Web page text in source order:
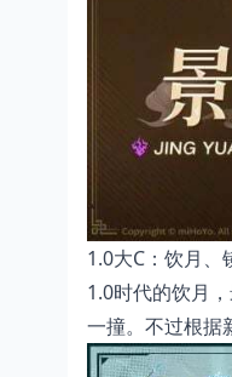
1.0大C：饮月、
1.0时代的饮月
一撞。不过根据